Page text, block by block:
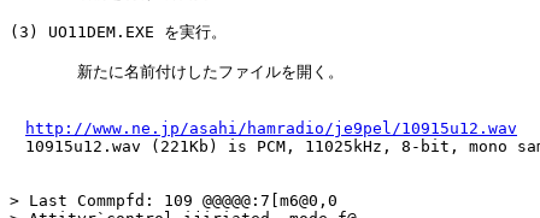
(3) UO11DEM.EXE を実行。
       新たに名前付けしたファイルを開く。
http://www.ne.jp/asahi/hamradio/je9pel/10915u12.wav
10915u12.wav (221Kb) is PCM, 11025kHz, 8-bit, mono
> Last Commpfd: 109 @@@@@:7[m6@0,0